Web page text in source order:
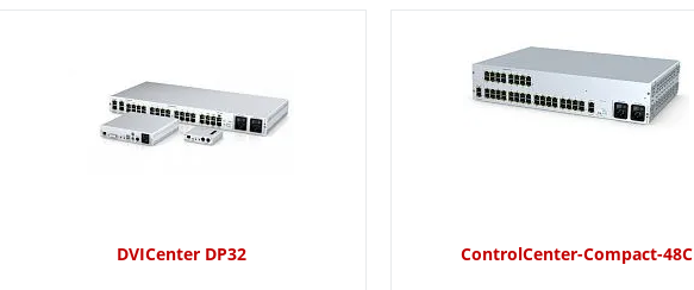
DVICenter DP32 ControlCenter-Compact-48C